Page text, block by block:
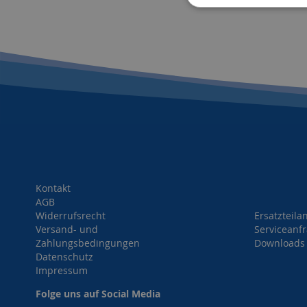
Kontakt
AGB
Widerrufsrecht
Versand- und
Zahlungsbedingungen
Datenschutz
Impressum
Downloads
Folge uns auf Social Media